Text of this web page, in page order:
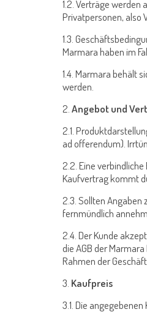
1.2. Verträge werden
Privatpersonen, also
1.3.
Marmara haben im
1.4. Marmara behält
werden.
2. Angebot und
2.1.
ad offerendum).
2.2. Eine
Kaufvertrag kommt
2.3. Sollten Angaben
fernmündlich
2.4. Der Kunde
die AGB der
Rahmen der
3. Kaufpreis
3.1. Die